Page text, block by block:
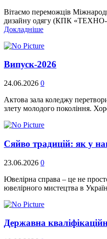
Вітаємо переможців
дизайну одягу (КПК «ТЕХНО-
Докладніше
Випуск-2026
24.06.2026 0
Актова зала коледжу
злету молодого покоління.
Сяйво традицій: як у
23.06.2026 0
Ювелірна справа – це не
ювелірного мистецтва в
Державна